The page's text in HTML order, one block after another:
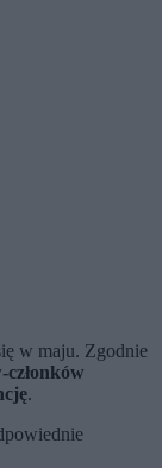
w maju. Zgodnie
członków
.